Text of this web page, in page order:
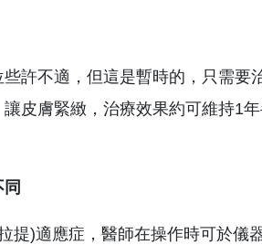
許不適，但這是暫時的，只需要
皮膚緊緻，治療效果約可維持1
提)適應症，醫師在操作時可於儀